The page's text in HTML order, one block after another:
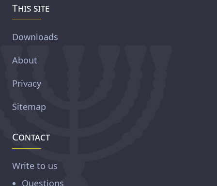
This site
Downloads
About
Privacy
Sitemap
Contact
Write to us
Questions